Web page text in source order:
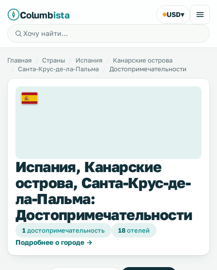
Columbista USD▾
Главная Страны Испания
Канарские острова
Санта-Крус-де-ла-Пальма
Достопримечательности
Испания, Канарские
острова, Санта-Крус-де-
ла-Пальма:
Достопримечательности
1достопримечательность 18отелей
Подробнее о городе →